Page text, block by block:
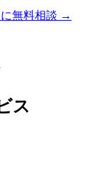
無料相談 →
ス